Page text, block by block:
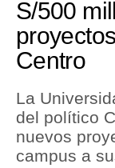
Política
Tu Dinero
Finanzas
Inmobiliarias
Plus G
S/500
Centro
La
del político
nuevos
campus a